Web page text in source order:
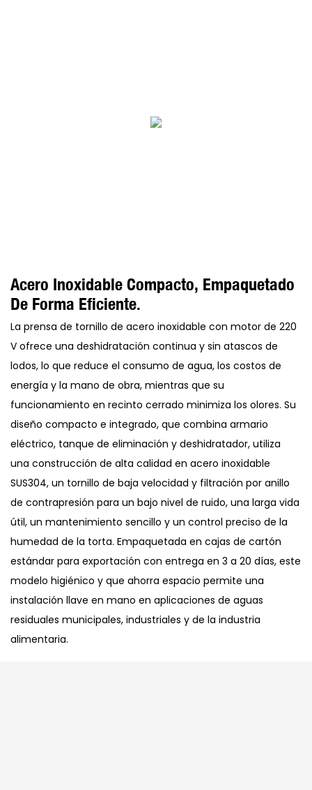
Acero Inoxidable Compacto, Empaquetado
De Forma Eficiente.
La prensa de tornillo de acero inoxidable con motor de 220
V ofrece una deshidratación continua y sin atascos de
lodos, lo que reduce el consumo de agua, los costos de
energía y la mano de obra, mientras que su
funcionamiento en recinto cerrado minimiza los olores. Su
diseño compacto e integrado, que combina armario
eléctrico, tanque de eliminación y deshidratador, utiliza
una construcción de alta calidad en acero inoxidable
SUS304, un tornillo de baja velocidad y filtración por anillo
de contrapresión para un bajo nivel de ruido, una larga vida
útil, un mantenimiento sencillo y un control preciso de la
humedad de la torta. Empaquetada en cajas de cartón
estándar para exportación con entrega en 3 a 20 días, este
modelo higiénico y que ahorra espacio permite una
instalación llave en mano en aplicaciones de aguas
residuales municipales, industriales y de la industria
alimentaria.